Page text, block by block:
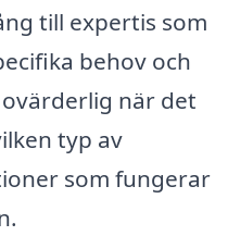
till expertis som
behov och
när det
typ av
som fungerar